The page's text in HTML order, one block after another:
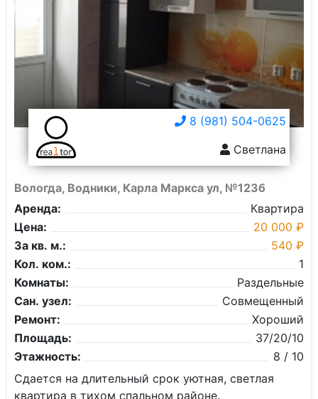
8 (981) 504-0625
Светлана
Вологда, Водники, Карла Маркса ул, №123б
Аренда:
Квартира
Цена:
20 000 ₽
За кв. м.:
540 ₽
Кол. ком.:
1
Комнаты:
Раздельные
Сан. узел:
Совмещенный
Ремонт:
Хороший
Площадь:
37/20/10
Этажность:
8 / 10
Сдается на длительный срок уютная, светлая
квартира в тихом спальном районе.